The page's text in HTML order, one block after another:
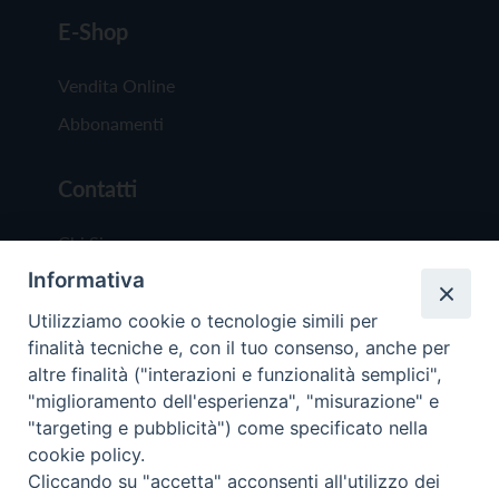
E-Shop
Vendita Online
Abbonamenti
Contatti
Chi Siamo
Redazione
Scrivici
Copyright © 2019 - Tutti i diritti riservati - Vita
Informativa
Utilizziamo cookie o tecnologie simili per
finalità tecniche e, con il tuo consenso, anche per
altre finalità ("interazioni e funzionalità semplici",
"miglioramento dell'esperienza", "misurazione" e
"targeting e pubblicità") come specificato nella
cookie policy.
Cliccando su "accetta" acconsenti all'utilizzo dei